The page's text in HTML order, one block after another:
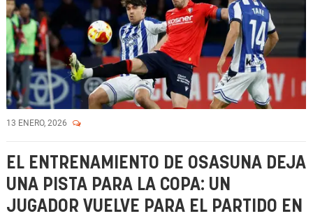
13 ENERO, 2026
EL ENTRENAMIENTO DE OSASUNA DEJA
UNA PISTA PARA LA COPA: UN
JUGADOR VUELVE PARA EL PARTIDO EN